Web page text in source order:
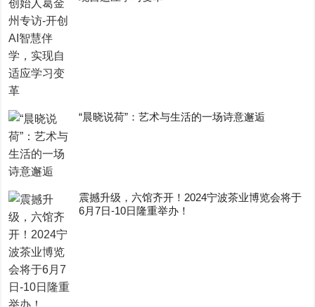
“晨晓说荷”：艺术与生活的一场诗意邂逅
震撼升级，六馆齐开！2024宁波茶业博览会将于
6月7日-10日隆重举办！